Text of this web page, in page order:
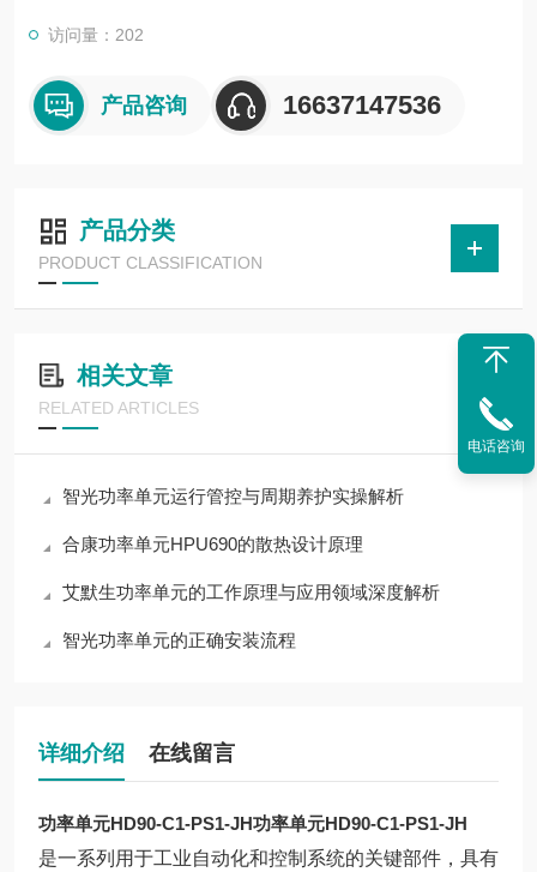
访问量：202
产品咨询 16637147536
产品分类
PRODUCT CLASSIFICATION
相关文章
RELATED ARTICLES
智光功率单元运行管控与周期养护实操解析
合康功率单元HPU690的散热设计原理
艾默生功率单元的工作原理与应用领域深度解析
智光功率单元的正确安装流程
详细介绍 在线留言
功率单元HD90-C1-PS1-JH功率单元HD90-C1-PS1-JH
是一系列用于工业自动化和控制系统的关键部件，具有
电话咨询